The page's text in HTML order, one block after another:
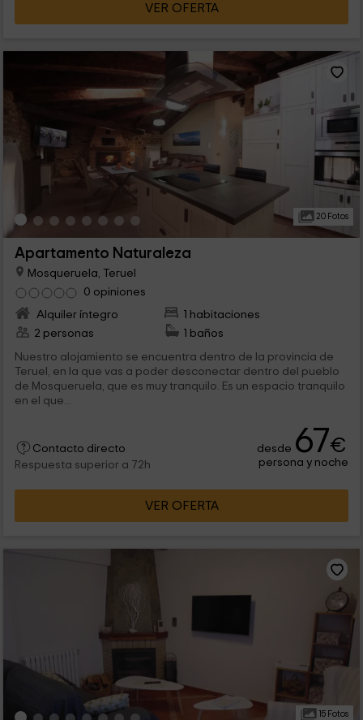
VER OFERTA
20 Fotos
Apartamento Naturaleza
Mosqueruela, Teruel
0 opiniones
Alquiler íntegro
1 habitaciones
2 personas
1 baños
Nuestro alojamiento se encuentra dentro de la provincia de
Teruel, en la que vas a poder desconectar dentro del pueblo
de Mosqueruela, que es muy tranquilo. Es un espacio tranquilo
en el que...
Contacto directo
Respuesta superior a 72h
desde 67€
persona y noche
VER OFERTA
15 Fotos